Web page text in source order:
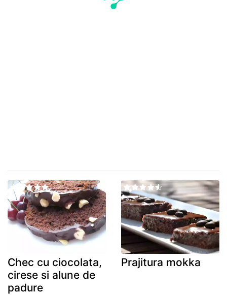
Chec cu ciocolata,
cirese si alune de
padure
Prajitura mokka